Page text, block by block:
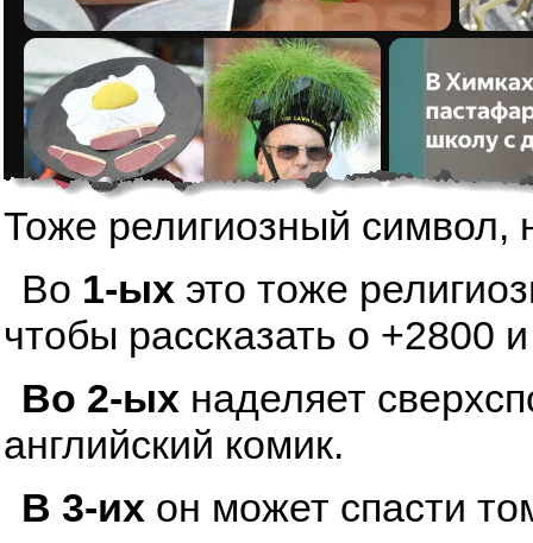
Тоже религиозный символ,
Во 1-ых это тоже
чтобы рассказать о +2800
Во 2-ых наделяет
английский комик.
В 3-их он может спасти